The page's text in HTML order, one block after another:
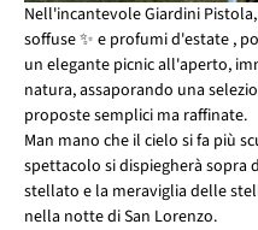
Nell'incantevole Giardini
soffuse ✨ e profumi d'estate ,
un elegante picnic all'aperto,
natura, assaporando una
proposte semplici ma raffinate.
Man mano che il cielo si fa più
spettacolo si dispiegherà sopra
stellato e la meraviglia delle
nella notte di San Lorenzo.